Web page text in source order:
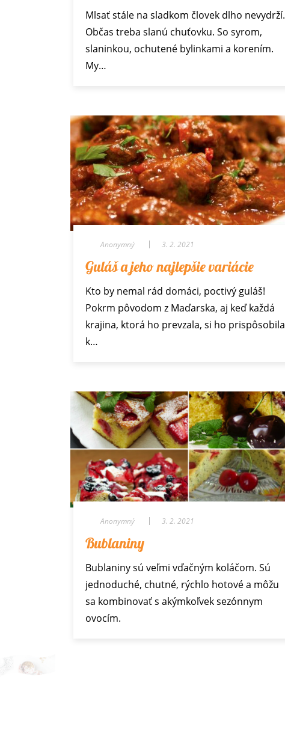
Mlsať stále na sladkom človek dlho nevydrží.
Občas treba slanú chuťovku. So syrom,
slaninkou, ochutené bylinkami a korením.
My…
Anonymný 3. 2. 2021
Guláš a jeho najlepšie variácie
Kto by nemal rád domáci, poctivý guláš!
Pokrm pôvodom z Maďarska, aj keď každá
krajina, ktorá ho prevzala, si ho prispôsobila
k…
Anonymný 3. 2. 2021
Bublaniny
Bublaniny sú veľmi vďačným koláčom. Sú
jednoduché, chutné, rýchlo hotové a môžu
sa kombinovať s akýmkoľvek sezónnym
ovocím.